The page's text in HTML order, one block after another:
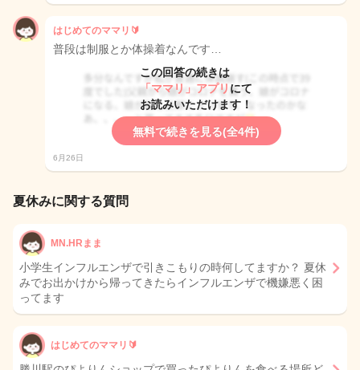
はじめてのママリ🔰
普段は制服とか体操着なんです…
この回答の続きは
「ママリ」アプリ にて
お読みいただけます！
無料で続きを見る(全4件)
6月26日
夏休みに関する質問
MN.HRまま
小学生インフルエンザで引きこもりの時何してますか？ 夏休
みでお出かけから帰ってきたらインフルエンザで機嫌悪く困
ってます
はじめてのママリ🔰